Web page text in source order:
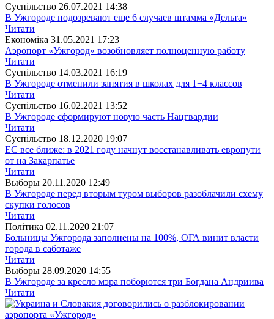
Суспiльство 26.07.2021 14:38
В Ужгороде подозревают еще 6 случаев штамма «Дельта»
Читати
Економіка 31.05.2021 17:23
Аэропорт «Ужгород» возобновляет полноценную работу
Читати
Суспiльство 14.03.2021 16:19
В Ужгороде отменили занятия в школах для 1−4 классов
Читати
Суспiльство 16.02.2021 13:52
В Ужгороде сформируют новую часть Нацгвардии
Читати
Суспiльство 18.12.2020 19:07
ЕС все ближе: в 2021 году начнут восстанавливать европути
от на Закарпатье
Читати
Выборы 20.11.2020 12:49
В Ужгороде перед вторым туром выборов разоблачили схему
скупки голосов
Читати
Полiтика 02.11.2020 21:07
Больницы Ужгорода заполнены на 100%, ОГА винит власти
города в саботаже
Читати
Выборы 28.09.2020 14:55
В Ужгороде за кресло мэра поборются три Богдана Андриива
Читати